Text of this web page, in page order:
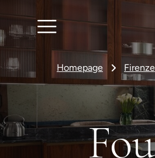
Homepage Firenze